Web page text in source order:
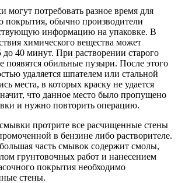
потребовать разное время для
покрытия, обычно производители
информацию на упаковке. В
химического вещества может
до 40 минут. При растворении старого
появятся обильные пузыри. После этого
удаляется шпателем или стальной
места, в которых краску не удается
что данное место было пропущено
и нужно повторить операцию.
протрите все расчищенные стены
в бензине либо растворителе.
часть смывок содержит смолы,
грунтовочных работ и нанесением
покрытия необходимо
стены.